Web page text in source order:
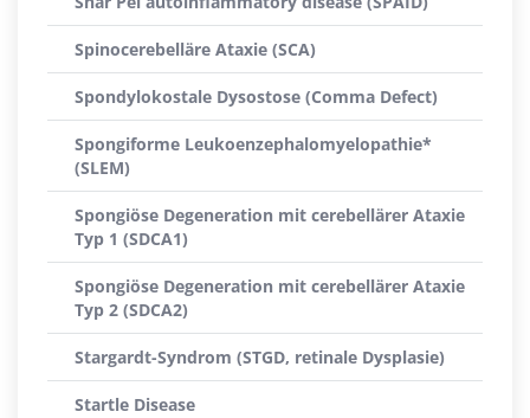
Spinocerebelläre Ataxie (SCA)
Spondylokostale Dysostose (Comma Defect)
Spongiforme Leukoenzephalomyelopathie*
(SLEM)
Spongiöse Degeneration mit cerebellärer Ataxie
Typ 1 (SDCA1)
Spongiöse Degeneration mit cerebellärer Ataxie
Typ 2 (SDCA2)
Stargardt-Syndrom (STGD, retinale Dysplasie)
Startle Disease